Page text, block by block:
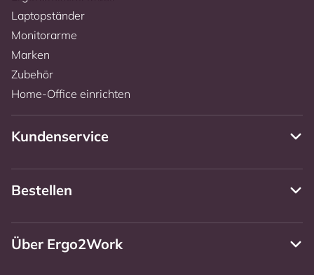
Laptopständer
Monitorarme
Marken
Zubehör
Home-Office einrichten
Kundenservice
Bestellen
Über Ergo2Work